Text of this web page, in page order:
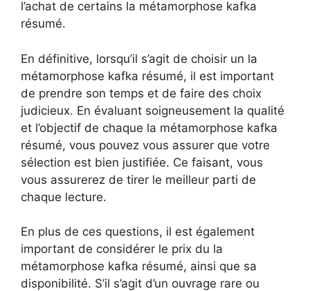
l’achat de certains la métamorphose kafka
résumé.
En définitive, lorsqu’il s’agit de choisir un la
métamorphose kafka résumé, il est important
de prendre son temps et de faire des choix
judicieux. En évaluant soigneusement la qualité
et l’objectif de chaque la métamorphose kafka
résumé, vous pouvez vous assurer que votre
sélection est bien justifiée. Ce faisant, vous
vous assurerez de tirer le meilleur parti de
chaque lecture.
En plus de ces questions, il est également
important de considérer le prix du la
métamorphose kafka résumé, ainsi que sa
disponibilité. S’il s’agit d’un ouvrage rare ou